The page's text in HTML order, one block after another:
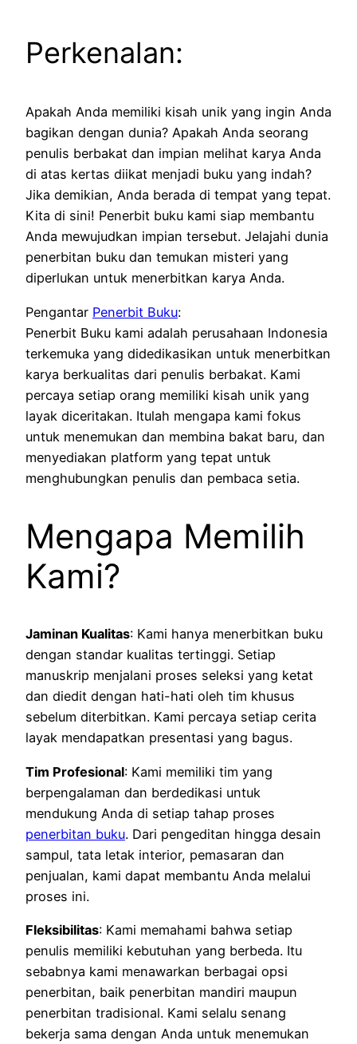
Perkenalan:
Apakah Anda memiliki kisah unik yang ingin Anda
bagikan dengan dunia? Apakah Anda seorang
penulis berbakat dan impian melihat karya Anda
di atas kertas diikat menjadi buku yang indah?
Jika demikian, Anda berada di tempat yang tepat.
Kita di sini! Penerbit buku kami siap membantu
Anda mewujudkan impian tersebut. Jelajahi dunia
penerbitan buku dan temukan misteri yang
diperlukan untuk menerbitkan karya Anda.
Pengantar Penerbit Buku:
Penerbit Buku kami adalah perusahaan Indonesia
terkemuka yang didedikasikan untuk menerbitkan
karya berkualitas dari penulis berbakat. Kami
percaya setiap orang memiliki kisah unik yang
layak diceritakan. Itulah mengapa kami fokus
untuk menemukan dan membina bakat baru, dan
menyediakan platform yang tepat untuk
menghubungkan penulis dan pembaca setia.
Mengapa Memilih
Kami?
Jaminan Kualitas: Kami hanya menerbitkan buku
dengan standar kualitas tertinggi. Setiap
manuskrip menjalani proses seleksi yang ketat
dan diedit dengan hati-hati oleh tim khusus
sebelum diterbitkan. Kami percaya setiap cerita
layak mendapatkan presentasi yang bagus.
Tim Profesional: Kami memiliki tim yang
berpengalaman dan berdedikasi untuk
mendukung Anda di setiap tahap proses
penerbitan buku. Dari pengeditan hingga desain
sampul, tata letak interior, pemasaran dan
penjualan, kami dapat membantu Anda melalui
proses ini.
Fleksibilitas: Kami memahami bahwa setiap
penulis memiliki kebutuhan yang berbeda. Itu
sebabnya kami menawarkan berbagai opsi
penerbitan, baik penerbitan mandiri maupun
penerbitan tradisional. Kami selalu senang
bekerja sama dengan Anda untuk menemukan